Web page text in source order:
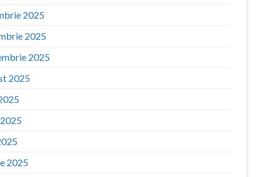
2025
2025
2025
2025
2025